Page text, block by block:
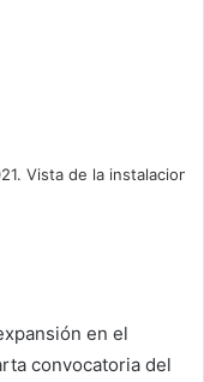
en el
convocatoria del